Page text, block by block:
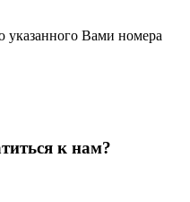
указанного Вами номера
к нам?